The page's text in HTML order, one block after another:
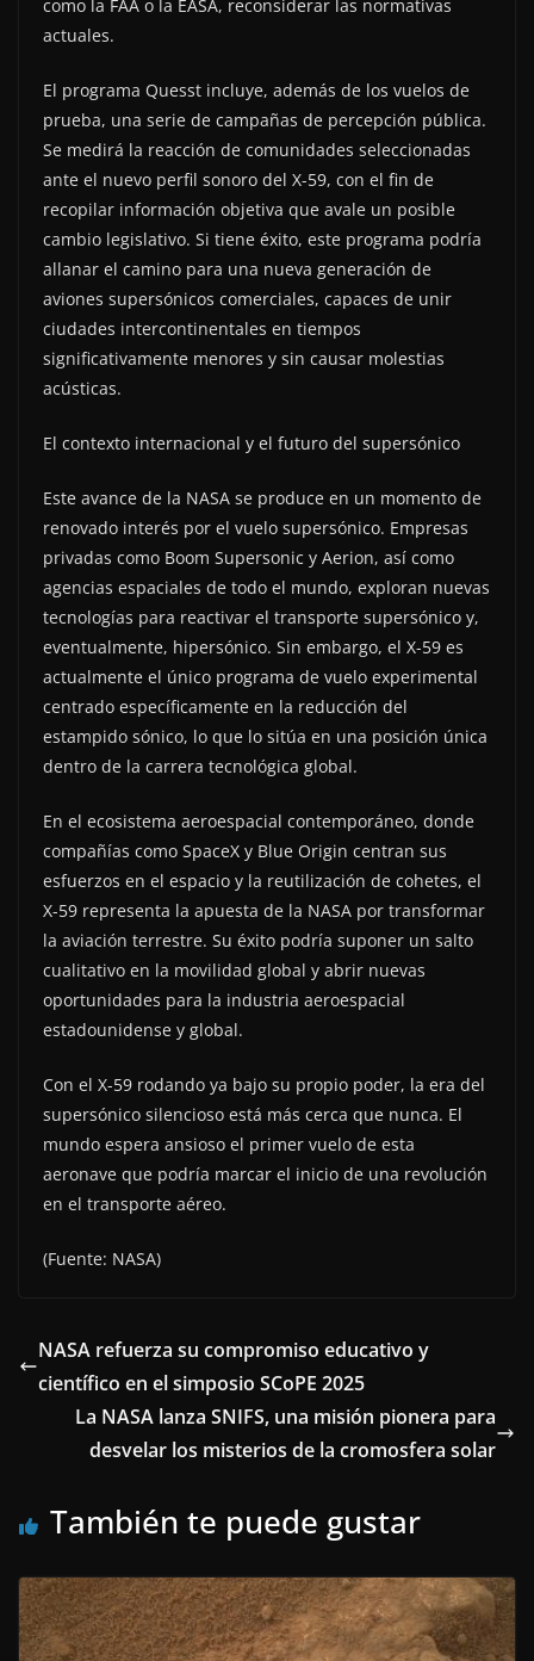
como la FAA o la EASA, reconsiderar las normativas
actuales.
El programa Quesst incluye, además de los vuelos de
prueba, una serie de campañas de percepción pública.
Se medirá la reacción de comunidades seleccionadas
ante el nuevo perfil sonoro del X-59, con el fin de
recopilar información objetiva que avale un posible
cambio legislativo. Si tiene éxito, este programa podría
allanar el camino para una nueva generación de
aviones supersónicos comerciales, capaces de unir
ciudades intercontinentales en tiempos
significativamente menores y sin causar molestias
acústicas.
El contexto internacional y el futuro del supersónico
Este avance de la NASA se produce en un momento de
renovado interés por el vuelo supersónico. Empresas
privadas como Boom Supersonic y Aerion, así como
agencias espaciales de todo el mundo, exploran nuevas
tecnologías para reactivar el transporte supersónico y,
eventualmente, hipersónico. Sin embargo, el X-59 es
actualmente el único programa de vuelo experimental
centrado específicamente en la reducción del
estampido sónico, lo que lo sitúa en una posición única
dentro de la carrera tecnológica global.
En el ecosistema aeroespacial contemporáneo, donde
compañías como SpaceX y Blue Origin centran sus
esfuerzos en el espacio y la reutilización de cohetes, el
X-59 representa la apuesta de la NASA por transformar
la aviación terrestre. Su éxito podría suponer un salto
cualitativo en la movilidad global y abrir nuevas
oportunidades para la industria aeroespacial
estadounidense y global.
Con el X-59 rodando ya bajo su propio poder, la era del
supersónico silencioso está más cerca que nunca. El
mundo espera ansioso el primer vuelo de esta
aeronave que podría marcar el inicio de una revolución
en el transporte aéreo.
(Fuente: NASA)
NASA refuerza su compromiso educativo y
científico en el simposio SCoPE 2025
La NASA lanza SNIFS, una misión pionera para
desvelar los misterios de la cromosfera solar
También te puede gustar